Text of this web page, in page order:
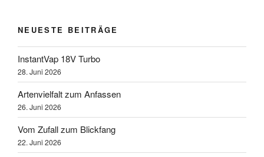
NEUESTE BEITRÄGE
InstantVap 18V Turbo
28. Juni 2026
Artenvielfalt zum Anfassen
26. Juni 2026
Vom Zufall zum Blickfang
22. Juni 2026